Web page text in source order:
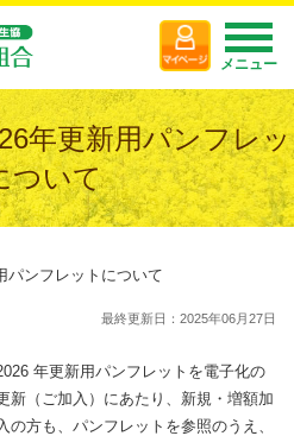
メニュー
年更新用パンフレッ
ついて
ンフレットについて
最終更新日：2025年06月27日
年更新用パンフレットを電子化の
新（ご加入）にあたり、新規・増額加
方も、パンフレットを参照のうえ、